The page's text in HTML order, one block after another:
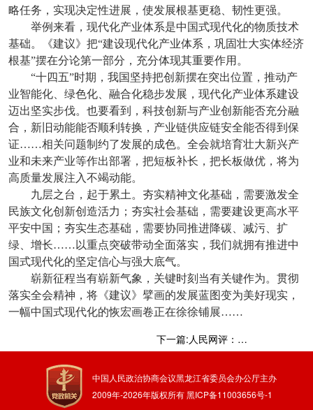
略任务，实现决定性进展，使发展根基更稳、韧性更强。
举例来看，现代化产业体系是中国式现代化的物质技术
基础。《建议》把“建设现代化产业体系，巩固壮大实体经济
根基”摆在分论第一部分，充分体现其重要作用。
“十四五”时期，我国坚持把创新摆在突出位置，推动产
业智能化、绿色化、融合化稳步发展，现代化产业体系建设
迈出坚实步伐。也要看到，科技创新与产业创新能否充分融
合，新旧动能能否顺利转换，产业链供应链安全能否得到保
证……相关问题制约了发展的成色。全会就培育壮大新兴产
业和未来产业等作出部署，把短板补长，把长板做优，将为
高质量发展注入不竭动能。
九层之台，起于累土。夯实精神文化基础，需要激发全
民族文化创新创造活力；夯实社会基础，需要建设更高水平
平安中国；夯实生态基础，需要协同推进降碳、减污、扩
绿、增长……以重点突破带动全面落实，我们就拥有推进中
国式现代化的坚定信心与强大底气。
崭新征程当有崭新气象，关键时刻当有关键作为。贯彻
落实全会精神，将《建议》擘画的发展蓝图变为美好现实，
一幅中国式现代化的恢宏画卷正在徐徐铺展……
下一篇:人民网评：民声汇智，“十五五”文化规划问计于民
中国人民政治协商会议黑龙江省委员会办公厅主办
2009年-2026年版权所有黑ICP备11003656号-1